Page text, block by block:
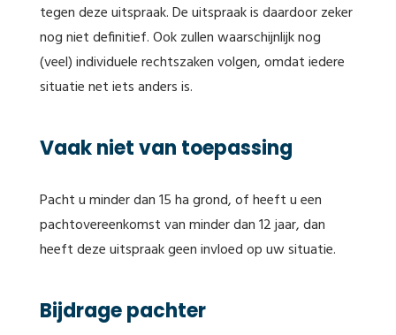
tegen deze uitspraak. De uitspraak is daardoor zeker
nog niet definitief. Ook zullen waarschijnlijk nog
(veel) individuele rechtszaken volgen, omdat iedere
situatie net iets anders is.
Vaak niet van toepassing
Pacht u minder dan 15 ha grond, of heeft u een
pachtovereenkomst van minder dan 12 jaar, dan
heeft deze uitspraak geen invloed op uw situatie.
Bijdrage pachter